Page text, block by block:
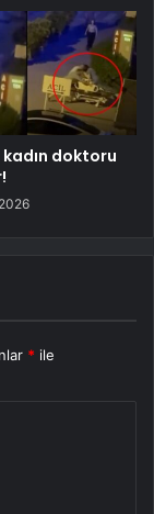
doktoru
* ile